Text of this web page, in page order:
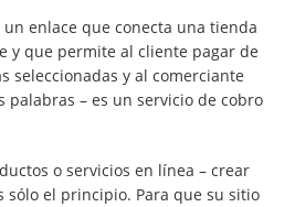
enlace que conecta una tienda
y que permite al cliente pagar de
seleccionadas y al comerciante
palabras – es un servicio de cobro
o servicios en línea – crear
sólo el principio. Para que su sitio